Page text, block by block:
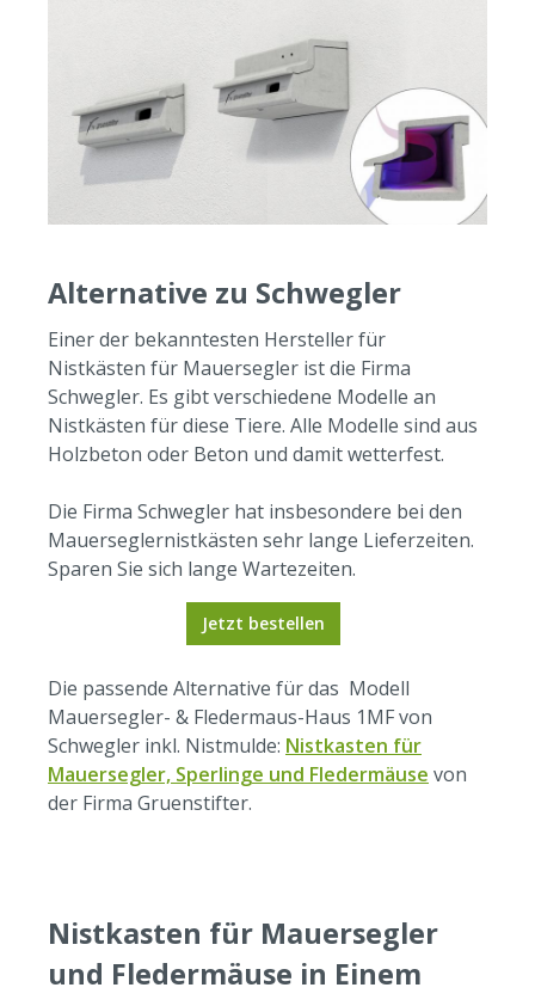
Alternative zu Schwegler
Einer der bekanntesten Hersteller für
Nistkästen für Mauersegler ist die Firma
Schwegler. Es gibt verschiedene Modelle an
Nistkästen für diese Tiere. Alle Modelle sind aus
Holzbeton oder Beton und damit wetterfest.
Die Firma Schwegler hat insbesondere bei den
Mauerseglernistkästen sehr lange Lieferzeiten.
Sparen Sie sich lange Wartezeiten.
Jetzt bestellen
Die passende Alternative für das Modell
Mauersegler- & Fledermaus-Haus 1MF von
Schwegler inkl. Nistmulde: Nistkasten für
Mauersegler, Sperlinge und Fledermäuse von
der Firma Gruenstifter.
Nistkasten für Mauersegler
und Fledermäuse in Einem